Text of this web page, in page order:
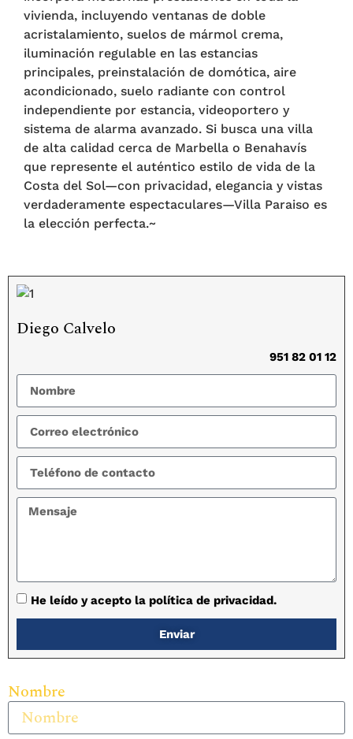
vivienda, incluyendo ventanas de doble
acristalamiento, suelos de mármol crema,
iluminación regulable en las estancias
principales, preinstalación de domótica, aire
acondicionado, suelo radiante con control
independiente por estancia, videoportero y
sistema de alarma avanzado. Si busca una villa
de alta ‌calidad ‌cerca ‌de ‌Marbella o ‌Benahavís
‌que ‌represente ‌el ‌auténtico estilo ‌de vida de la
‌Costa ‌del Sol—con ‌privacidad, ‌elegancia ‌y vistas
verdaderamente ‌espectaculares—Villa ‌Paraiso ‌es
‌la ‌elección ‌perfecta.~
Diego Calvelo
951 82 01 12
He leído y acepto la política de privacidad.
Enviar
Nombre